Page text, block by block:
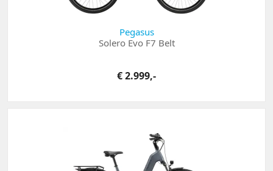
Pegasus
Solero Evo F7 Belt
€ 2.999,-